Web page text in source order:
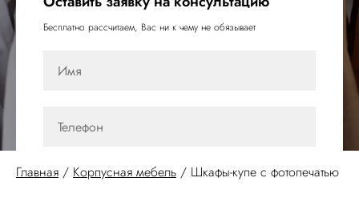
Бесплатно рассчитаем, Вас ни к чему не обязывает
Отправить
Главная / Корпусная мебель / Шкафы-купе с фотопечатью